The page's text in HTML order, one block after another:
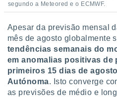
segundo a Meteored e o ECMWF.
Apesar da previsão mensal
mês de agosto globalmente
tendências semanais do
em anomalias positivas de
primeiros 15 dias de
Autónoma. Isto converge
as previsões de médio e